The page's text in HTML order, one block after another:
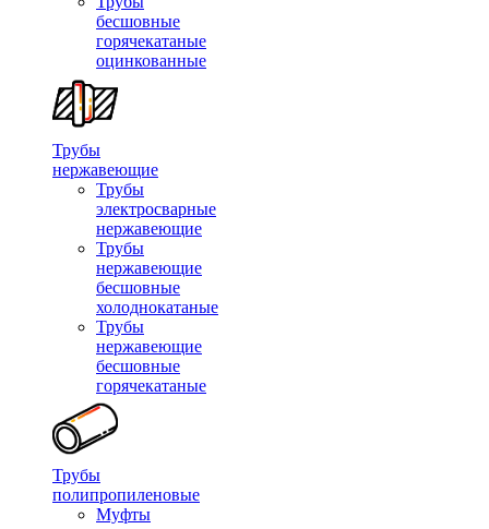
бесшовные
горячекатаные
оцинкованные
Трубы
нержавеющие
Трубы
электросварные
нержавеющие
Трубы
нержавеющие
бесшовные
холоднокатаные
Трубы
нержавеющие
бесшовные
горячекатаные
Трубы
полипропиленовые
Муфты